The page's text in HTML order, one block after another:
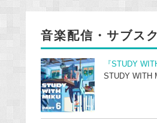
音楽配信・サブスク
『STUDY
STUDY WITH